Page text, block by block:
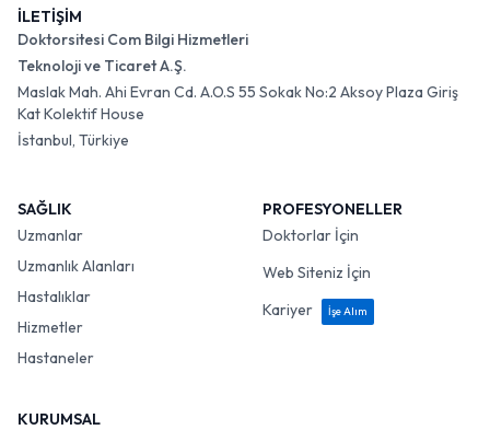
İLETİŞİM
Doktorsitesi Com Bilgi Hizmetleri
Teknoloji ve Ticaret A.Ş.
Maslak Mah. Ahi Evran Cd. A.O.S 55 Sokak No:2 Aksoy Plaza Giriş
Kat Kolektif House
İstanbul, Türkiye
SAĞLIK
Uzmanlar
Uzmanlık Alanları
Hastalıklar
Hizmetler
Hastaneler
PROFESYONELLER
Doktorlar İçin
Web Siteniz İçin
Kariyer
İşe Alım
KURUMSAL